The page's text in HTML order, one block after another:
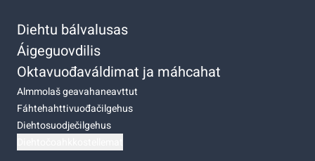
Diehtu bálvalusas
Áigeguovdilis
Oktavuođaváldimat ja máhcahat
Almmolaš geavahaneavttut
Fáhtehahttivuođačilgehus
Diehtosuodječilgehus